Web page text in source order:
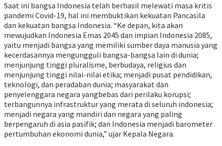
Saat ini bangsa Indonesia telah berhasil melewati masa kritis
pandemi Covid-19, hal ini membuktikan kekuatan Pancasila
dan kekuatan bangsa Indonesia. “Ke depan, kita akan
mewujudkan Indonesia Emas 2045 dan impian Indonesia 2085,
yaitu menjadi bangsa yang memiliki sumber daya manusia yang
kecerdasannya mengungguli bangsa-bangsa lain di dunia;
menjunjung tinggi pluralisme, berbudaya, religius dan
menjunjung tinggi nilai-nilai etika; menjadi pusat pendidikan,
teknologi, dan peradaban dunia; masyarakat dan
penyelenggara negara yangbebas dari perilaku korupsi;
terbangunnya infrastruktur yang merata di seluruh indonesia;
menjadi negara yang mandiri dan negara yang paling
berpengaruh di asia pasifik; dan Indonesia menjadi barometer
pertumbuhan ekonomi dunia,” ujar Kepala Negara.